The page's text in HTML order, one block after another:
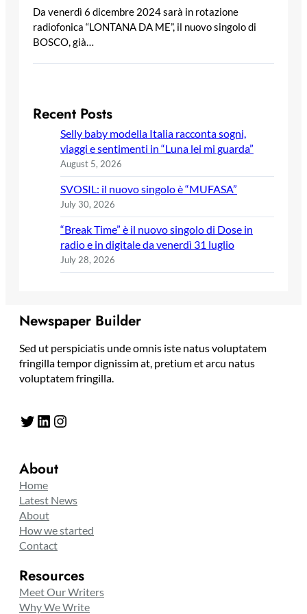
Da venerdì 6 dicembre 2024 sarà in rotazione
radiofonica “LONTANA DA ME”, il nuovo singolo di
BOSCO, già…
Recent Posts
Selly baby modella Italia racconta sogni,
viaggi e sentimenti in “Luna lei mi guarda”
August 5, 2026
SVOSIL: il nuovo singolo è “MUFASA”
July 30, 2026
“Break Time” è il nuovo singolo di Dose in
radio e in digitale da venerdì 31 luglio
July 28, 2026
Newspaper Builder
Sed ut perspiciatis unde omnis iste natus voluptatem
fringilla tempor dignissim at, pretium et arcu natus
voluptatem fringilla.
Twitter LinkedIn Instagram
About
Home
Latest News
About
How we started
Contact
Resources
Meet Our Writers
Why We Write